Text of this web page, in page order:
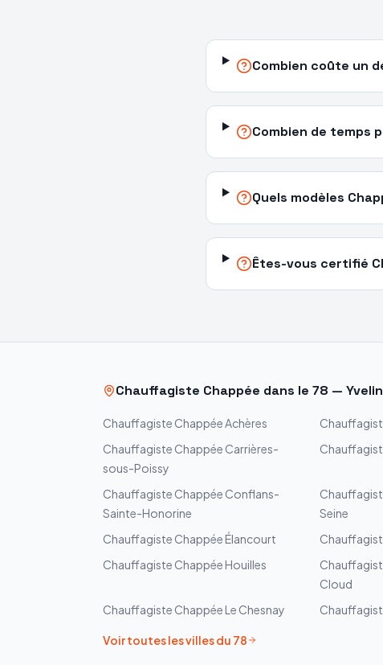
Combien coûte un
Combien de temps
Quels modèles
Êtes-vous certifié
Chauffagiste Chappée dans le 78 —
Chauffagiste ChappéeAchères
Chauffagiste Chappée Carrières-
sous-Poissy
Chauffagiste Chappée Conflans-
Sainte-Honorine
Seine
Chauffagiste Chappée Élancourt
Chauffagiste Chappée Houilles
Cloud
Chauffagiste Chappée Le Chesnay
Voir toutes les villes du 78